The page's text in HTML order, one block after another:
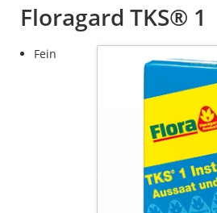
Floragard TKS® 1
Fein